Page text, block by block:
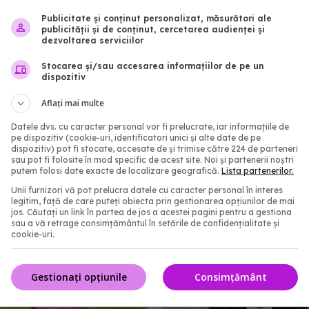
roberto musneci legea sanatatii mintale
Publicitate și conținut personalizat, măsurători ale
publicității și de conținut, cercetarea audienței și
dezvoltarea serviciilor
Stocarea și/sau accesarea informațiilor de pe un
dispozitiv
Aflați mai multe
Datele dvs. cu caracter personal vor fi prelucrate, iar informațiile de
pe dispozitiv (cookie-uri, identificatori unici și alte date de pe
dispozitiv) pot fi stocate, accesate de și trimise către 224 de parteneri
sau pot fi folosite în mod specific de acest site. Noi și partenerii noștri
putem folosi date exacte de localizare geografică. Lista partenerilor.
Unii furnizori vă pot prelucra datele cu caracter personal în interes
legitim, față de care puteți obiecta prin gestionarea opțiunilor de mai
jos. Căutați un link în partea de jos a acestei pagini pentru a gestiona
sau a vă retrage consimțământul în setările de confidențialitate și
cookie-uri.
Consimțământ
Gestionați opțiunile